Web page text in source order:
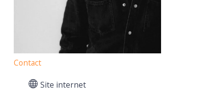
Contact
Site internet